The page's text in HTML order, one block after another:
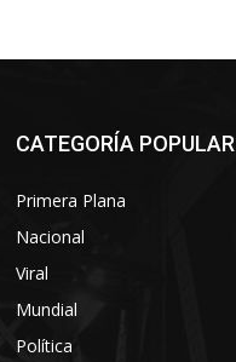
CATEGORÍA POPULAR
Primera Plana
Nacional
Viral
Mundial
Política